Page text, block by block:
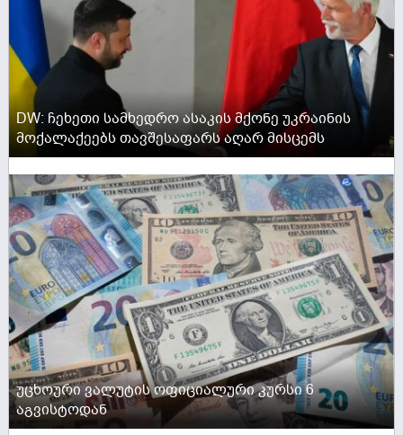
DW: ჩეხეთი სამხედრო ასაკის მქონე უკრაინის
მოქალაქეებს თავშესაფარს აღარ მისცემს
უცხოური ვალუტის ოფიციალური კურსი 6
აგვისტოდან